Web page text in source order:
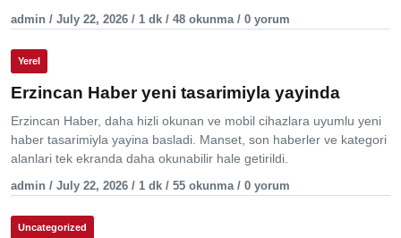
admin / July 22, 2026 / 1 dk / 48 okunma / 0 yorum
Yerel
Erzincan Haber yeni tasarimiyla yayinda
Erzincan Haber, daha hizli okunan ve mobil cihazlara uyumlu yeni
haber tasarimiyla yayina basladi. Manset, son haberler ve kategori
alanlari tek ekranda daha okunabilir hale getirildi.
admin / July 22, 2026 / 1 dk / 55 okunma / 0 yorum
Uncategorized